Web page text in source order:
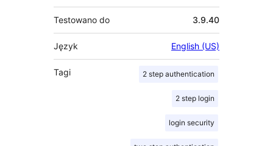
Testowano do 3.9.40
Język English (US)
Tagi 2 step authentication
2 step login
login security